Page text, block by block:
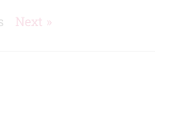
Next »